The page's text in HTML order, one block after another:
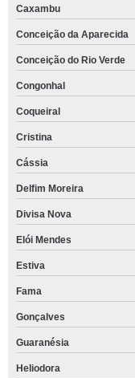
Caxambu
Conceição da Aparecida
Conceição do Rio Verde
Congonhal
Coqueiral
Cristina
Cássia
Delfim Moreira
Divisa Nova
Elói Mendes
Estiva
Fama
Gonçalves
Guaranésia
Heliodora